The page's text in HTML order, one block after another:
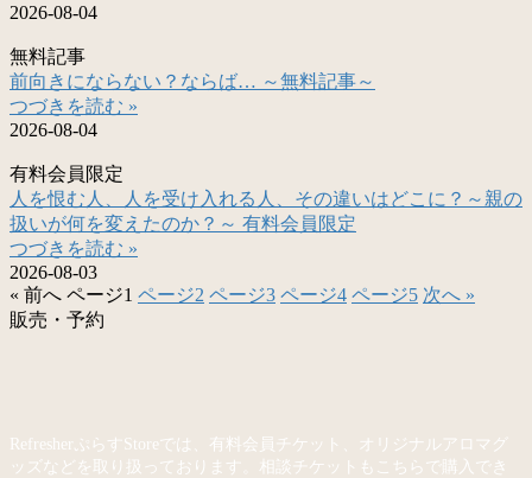
2026-08-04
無料記事
前向きにならない？ならば… ～無料記事～
つづきを読む »
2026-08-04
有料会員限定
人を恨む人、人を受け入れる人、その違いはどこに？～親の
扱いが何を変えたのか？～ 有料会員限定
つづきを読む »
2026-08-03
« 前へ ページ1 ページ2 ページ3 ページ4 ページ5 次へ »
販売・予約
RefresherぷらすStoreでは、有料会員チケット、オリジナルアロマグ
ッズなどを取り扱っております。相談チケットもこちらで購入でき